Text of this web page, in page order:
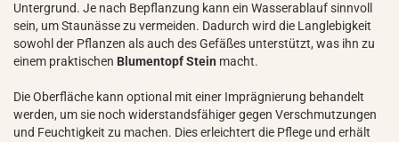
Untergrund. Je nach Bepflanzung kann ein Wasserablauf sinnvoll
sein, um Staunässe zu vermeiden. Dadurch wird die Langlebigkeit
sowohl der Pflanzen als auch des Gefäßes unterstützt, was ihn zu
einem praktischen Blumentopf Stein macht.
Die Oberfläche kann optional mit einer Imprägnierung behandelt
werden, um sie noch widerstandsfähiger gegen Verschmutzungen
und Feuchtigkeit zu machen. Dies erleichtert die Pflege und erhält